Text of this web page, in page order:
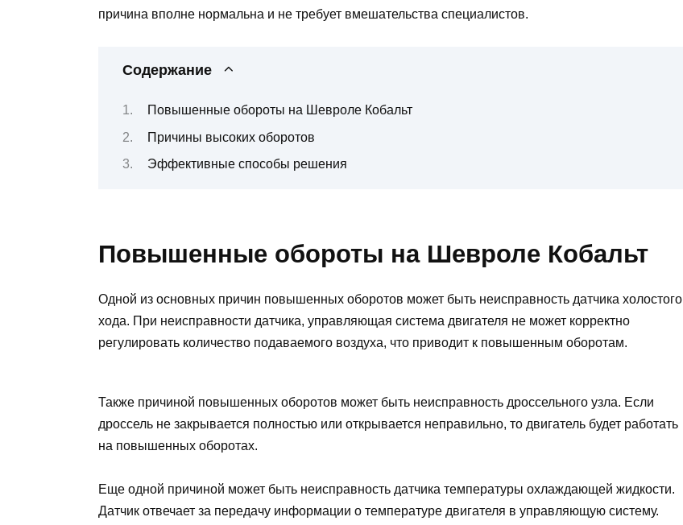
причина вполне нормальна и не требует вмешательства специалистов.
Содержание
Повышенные обороты на Шевроле Кобальт
Причины высоких оборотов
Эффективные способы решения
Повышенные обороты на Шевроле Кобальт
Одной из основных причин повышенных оборотов может быть неисправность датчика холостого
хода. При неисправности датчика, управляющая система двигателя не может корректно
регулировать количество подаваемого воздуха, что приводит к повышенным оборотам.
Также причиной повышенных оборотов может быть неисправность дроссельного узла. Если
дроссель не закрывается полностью или открывается неправильно, то двигатель будет работать
на повышенных оборотах.
Еще одной причиной может быть неисправность датчика температуры охлаждающей жидкости.
Датчик отвечает за передачу информации о температуре двигателя в управляющую систему.